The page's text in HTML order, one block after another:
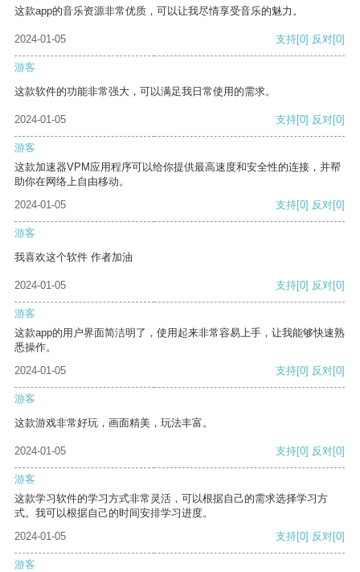
这款app的音乐资源非常优质，可以让我尽情享受音乐的魅力。
2024-01-05 支持[0] 反对[0]
游客
这款软件的功能非常强大，可以满足我日常使用的需求。
2024-01-05 支持[0] 反对[0]
游客
这款加速器VPM应用程序可以给你提供最高速度和安全性的连接，并帮
助你在网络上自由移动。
2024-01-05
支持[0] 反对[0]
游客
我喜欢这个软件 作者加油
2024-01-05 支持[0] 反对[0]
游客
这款app的用户界面简洁明了，使用起来非常容易上手，让我能够快速熟
悉操作。
2024-01-05
支持[0] 反对[0]
游客
这款游戏非常好玩，画面精美，玩法丰富。
2024-01-05 支持[0] 反对[0]
游客
这款学习软件的学习方式非常灵活，可以根据自己的需求选择学习方
式。我可以根据自己的时间安排学习进度。
2024-01-05
支持[0] 反对[0]
游客